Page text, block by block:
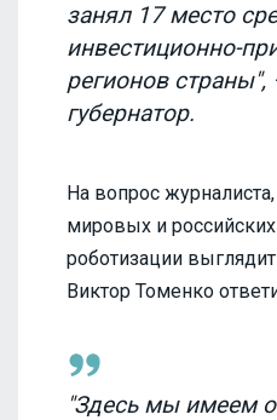
занял 17 место
инвестиционно-
регионов страны",
губернатор.
На вопрос
мировых и
роботизации
Виктор Томенко
"Здесь мы имеем